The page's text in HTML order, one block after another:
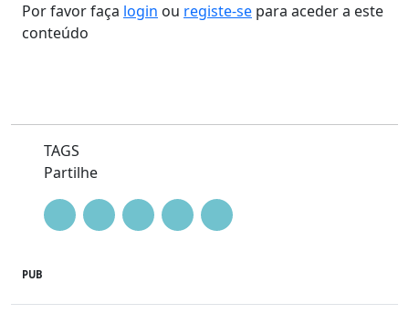
Por favor faça login ou registe-se para aceder a este
conteúdo
TAGS
Partilhe
PUB